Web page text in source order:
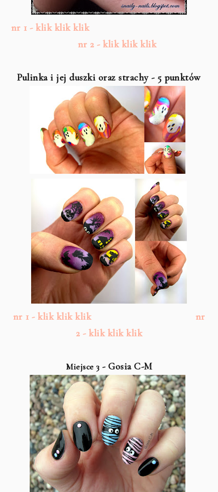
nr 1 - klik klik klik
nr 2 - klik klik klik
Pulinka i jej duszki oraz strachy - 5 punktów
nr 1 - klik klik klik
nr
2 - klik klik klik
Miejsce 3 - Gosia C-M